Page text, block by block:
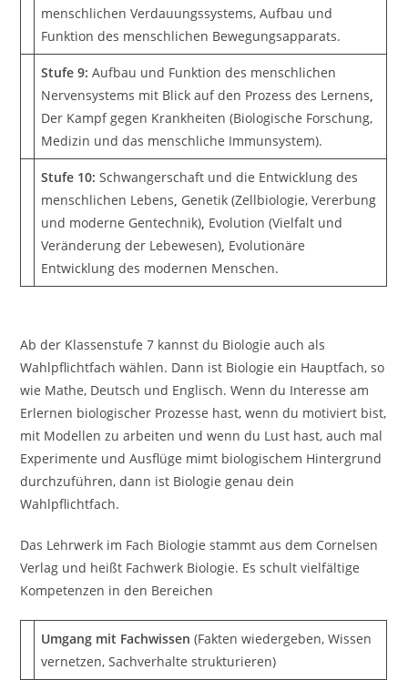
menschlichen Verdauungssystems, Aufbau und
Funktion des menschlichen Bewegungsapparats.
Stufe 9:Aufbau und Funktion des menschlichen
Nervensystems mit Blick auf den Prozess des Lernens,
Der Kampf gegen Krankheiten (Biologische Forschung,
Medizin und das menschliche Immunsystem).
Stufe 10:Schwangerschaft und die Entwicklung des
menschlichen Lebens, Genetik (Zellbiologie, Vererbung
und moderne Gentechnik), Evolution (Vielfalt und
Veränderung der Lebewesen), Evolutionäre
Entwicklung des modernen Menschen.
Ab der Klassenstufe 7 kannst du Biologie auch als
Wahlpflichtfach wählen. Dann ist Biologie ein Hauptfach, so
wie Mathe, Deutsch und Englisch. Wenn du Interesse am
Erlernen biologischer Prozesse hast, wenn du motiviert bist,
mit Modellen zu arbeiten und wenn du Lust hast, auch mal
Experimente und Ausflüge mimt biologischem Hintergrund
durchzuführen, dann ist Biologie genau dein
Wahlpflichtfach.
Das Lehrwerk im Fach Biologie stammt aus dem Cornelsen
Verlag und heißt Fachwerk Biologie. Es schult vielfältige
Kompetenzen in den Bereichen
Umgang mit Fachwissen (Fakten wiedergeben, Wissen
vernetzen, Sachverhalte strukturieren)